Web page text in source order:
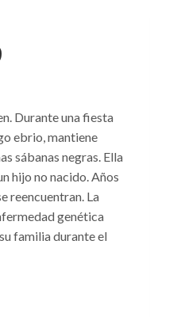
Durante una fiesta
ebrio, mantiene
sábanas negras. Ella
hijo no nacido. Años
reencuentran. La
genética
familia durante el